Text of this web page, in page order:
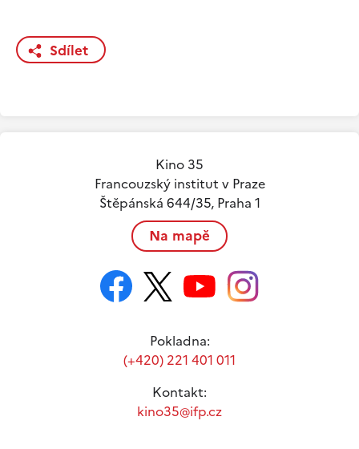
Sdílet
Kino 35
Francouzský institut v Praze
Štěpánská 644/35, Praha 1
Na mapě
Pokladna:
(+420) 221 401 011
Kontakt:
kino35@ifp.cz